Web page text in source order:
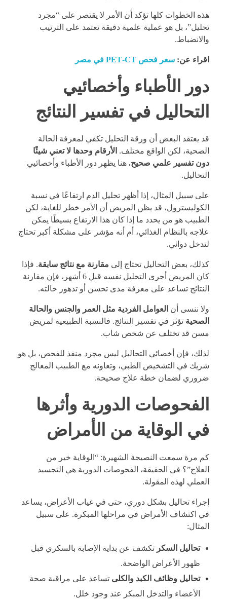
هذه الخطوات كلها تؤكد أن الأمر لا يقتصر على “مجرد
تحليل”، بل هو عملية علمية دقيقة تعتمد على الترتيب
والانضباط.
اقراء عن: سعر فحص PET‑CT في مصر
دور الأطباء وأخصائيي
التحاليل في تفسير النتائج
قد يعتقد البعض أن ورقة التحليل تكفي لمعرفة الحالة
الصحية، لكن الواقع مختلف. الأرقام وحدها لا تعني شيئًا
دون تفسير علمي صحيح. هنا يظهر دور الأطباء وأخصائيي
التحاليل.
على سبيل المثال، إذا أظهر تحليل الدم ارتفاعًا في نسبة
الكوليسترول، قد يظن المريض أن الأمر خطر للغاية، لكن
الطبيب هو من يحدد ما إذا كان هذا الارتفاع بسيطًا يمكن
علاجه بالنظام الغذائي، أم أنه مؤشر على مشكلة أكبر تحتاج
لتدخل دوائي.
كذلك، بعض التحاليل تحتاج إلى مقارنة مع نتائج سابقة. فإذا
كان المريض أجرى التحليل نفسه قبل 6 أشهر، فإن مقارنة
النتائج تساعد على معرفة مدى تحسن أو تدهور حالته.
ولا ننسى أن العوامل الفردية مثل العمر والجنس والحالة
الصحية تؤثر في تفسير النتائج. فالنسبة الطبيعية لمريض
مسن قد تختلف عن شخص شاب.
لذلك، فإن أخصائي التحاليل ليس مجرد منفذ للفحص، بل هو
شريك في التشخيص الطبي، وتعاونه مع الطبيب المعالج
ضروري لضمان خطة علاج صحيحة.
الفحوصات الدورية وأثرها
في الوقاية من الأمراض
كم مرة سمعت النصيحة الشهيرة: “الوقاية خير من
العلاج”؟ في الحقيقة، الفحوصات الدورية هي التجسيد
العملي لهذه المقولة.
إجراء تحاليل بشكل دوري، حتى في غياب الأعراض، يساعد
في اكتشاف الأمراض في مراحلها المبكرة. على سبيل
المثال:
تحاليل السكر تكشف عن بداية الإصابة بالسكري قبل
ظهور الأعراض الواضحة.
تحاليل وظائف الكبد والكلى تساعد على مراقبة صحة
الأعضاء والتدخل المبكر عند وجود خلل.